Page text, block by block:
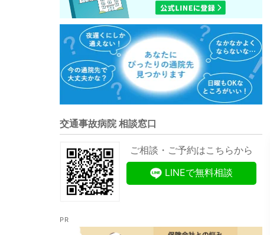
交通事故病院 相談窓口
ご相談・ご予約はこちらから
LINEで無料相談